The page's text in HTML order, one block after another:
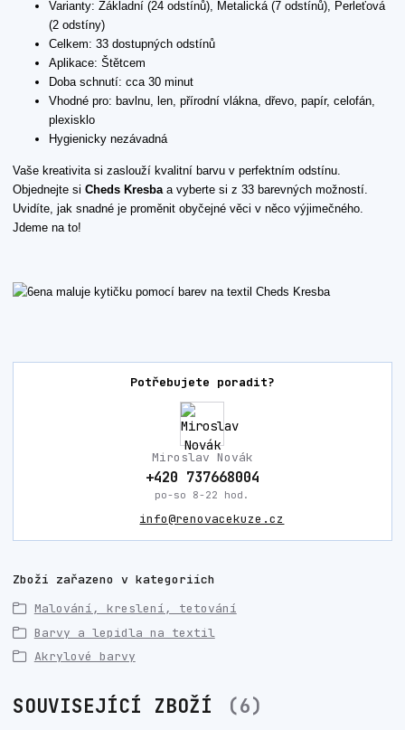
Varianty: Základní (24 odstínů), Metalická (7 odstínů), Perleťová
(2 odstíny)
Celkem: 33 dostupných odstínů
Aplikace: Štětcem
Doba schnutí: cca 30 minut
Vhodné pro: bavlnu, len, přírodní vlákna, dřevo, papír, celofán,
plexisklo
Hygienicky nezávadná
Vaše kreativita si zaslouží kvalitní barvu v perfektním odstínu.
Objednejte si Cheds Kresbaa vyberte si z 33 barevných možností.
Uvidíte, jak snadné je proměnit obyčejné věci v něco výjimečného.
Jdeme na to!
Potřebujete poradit?
Miroslav Novák
+420 737668004
po-so 8-22 hod.
info@renovacekuze.cz
Zboží zařazeno v kategoriích
Malování, kreslení, tetování
Barvy a lepidla na textil
Akrylové barvy
SOUVISEJÍCÍ ZBOŽÍ 6